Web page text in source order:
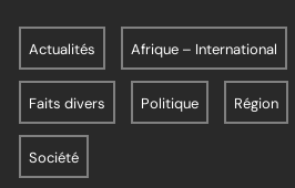
Actualités Afrique – International
Faits divers Politique Région
Société